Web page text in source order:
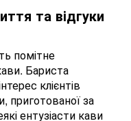
та відгуки
помітне
Бариста
клієнтів
приготованої за
ентузіасти кави